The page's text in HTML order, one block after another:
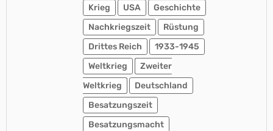
Krieg USA
Geschichte
Nachkriegszeit
Rüstung
Drittes Reich
1933-1945
Weltkrieg
Zweiter
Weltkrieg
Deutschland
Besatzungszeit
Besatzungsmacht